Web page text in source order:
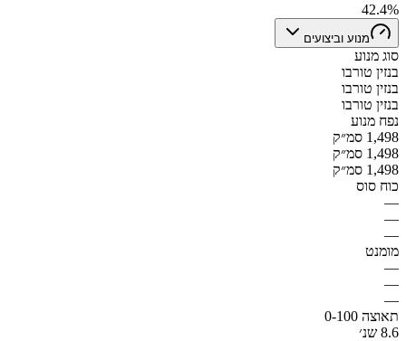
42.4%
מנוע וביצועים
סוג מנוע
בנזין טורבו
בנזין טורבו
בנזין טורבו
נפח מנוע
1,498 סמ״ק
1,498 סמ״ק
1,498 סמ״ק
כוח סוס
—
—
—
מומנט
—
—
—
תאוצה 0-100
8.6 שנ׳